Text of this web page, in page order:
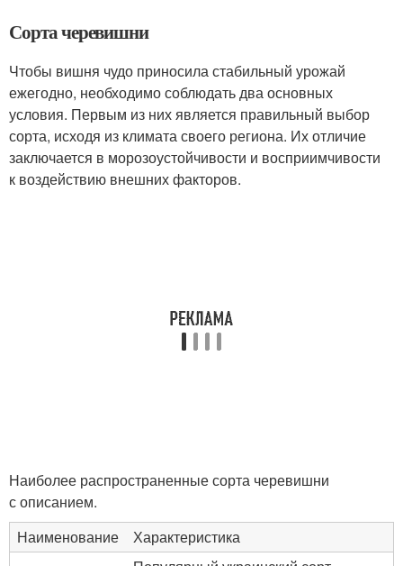
Сорта черевишни
Чтобы вишня чудо приносила стабильный урожай
ежегодно, необходимо соблюдать два основных
условия. Первым из них является правильный выбор
сорта, исходя из климата своего региона. Их отличие
заключается в морозоустойчивости и восприимчивости
к воздействию внешних факторов.
Наиболее распространенные сорта черевишни
с описанием.
Наименование
Характеристика